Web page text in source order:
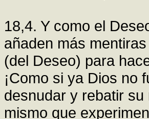
18,4. Y como el
añaden más
(del Deseo) para
¡Como si ya Dios no
desnudar y rebatir
mismo que